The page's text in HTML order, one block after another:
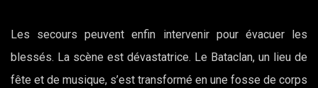
Les secours peuvent enfin intervenir pour évacuer les
blessés. La scène est dévastatrice. Le Bataclan, un lieu de
fête et de musique, s’est transformé en une fosse de corps